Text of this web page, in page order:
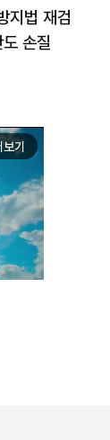
지법 재검
손질
보기